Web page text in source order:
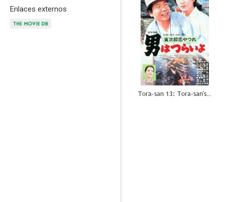
Enlaces externos
Tora-san 13: Tora-san's Lovesick